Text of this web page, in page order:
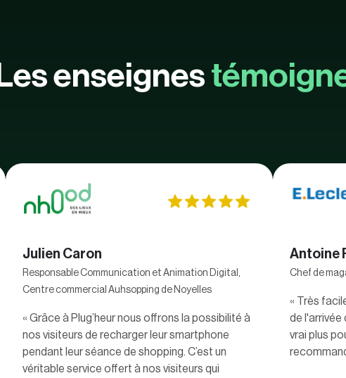
Les enseignes
Julien Caron
Responsable Communication et Animation Digital,
Centre commercial Auhsopping de Noyelles
« Grâce à Plug’heur nous offrons la possibilité à
nos visiteurs de recharger leur smartphone
pendant leur séance de shopping. C’est un
véritable service offert à nos visiteurs qui
Antoine
Chef de
« Très
de l'arrivée
vrai plus